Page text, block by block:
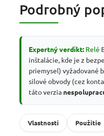
Podrobný
Expertný verdikt: Relé
inštalácie, kde je z
priemysel) vyžadované
silové obvody (cez
táto verzia
Vlastnosti Použitie